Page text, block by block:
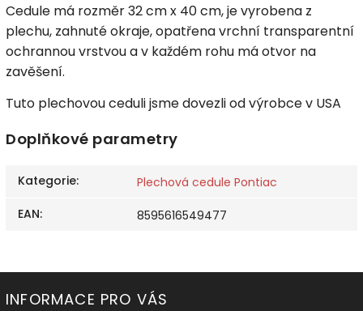
Cedule má rozměr 32 cm x 40 cm, je vyrobena z
plechu, zahnuté okraje, opatřena vrchní transparentní
ochrannou vrstvou a v každém rohu má otvor na
zavěšení.
Tuto plechovou ceduli jsme dovezli od výrobce v USA
Doplňkové parametry
Kategorie:
Plechová cedule Pontiac
EAN: 8595616549477
INFORMACE PRO VÁS